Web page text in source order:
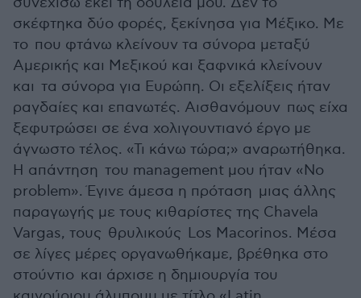
σκέφτηκα δύο φορές, ξεκίνησα για Μέξικο. Με
το που φτάνω κλείνουν τα σύνορα μεταξύ
Αμερικής και Μεξικού και ξαφνικά κλείνουν
και τα σύνορα για Ευρώπη. Οι εξελίξεις ήταν
ραγδαίες και επανωτές. Αισθανόμουν πως είχα
ξεφυτρώσει σε ένα χολιγουντιανό έργο με
άγνωστο τέλος. «Τι κάνω τώρα;» αναρωτήθηκα.
Η απάντηση του management μου ήταν «Νο
problem». Έγινε άμεσα η πρόταση μιας άλλης
παραγωγής με τους κιθαρίστες της Chavela
Vargas, τους θρυλικούς Los Macorinos. Μέσα
σε λίγες μέρες οργανωθήκαμε, βρέθηκα στο
στούντιο και άρχισε η δημιουργία του